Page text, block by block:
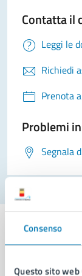
Consenso
Questo sito
Contatta il
Leggi le
Richiedi
Prenota
Problemi
Segnala